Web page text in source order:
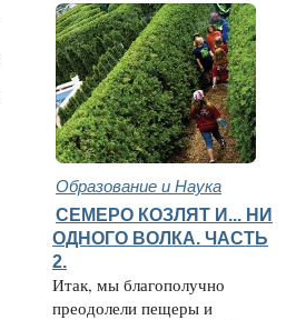
Образование и Наука
СЕМЕРО КОЗЛЯТ И... НИ
ОДНОГО ВОЛКА. ЧАСТЬ
2.
Итак, мы благополучно
преодолели пещеры и